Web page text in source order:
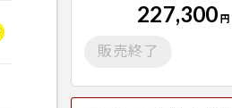
227,300 円
販売終了